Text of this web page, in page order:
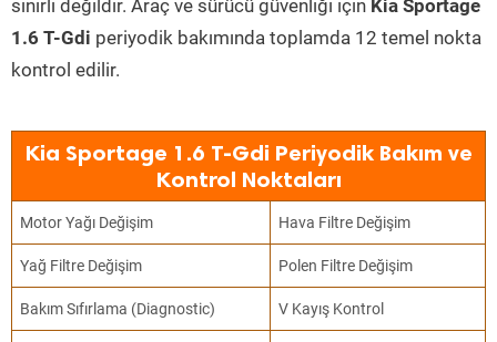
sınırlı değildir. Araç ve sürücü güvenliği için Kia Sportage
1.6 T-Gdi periyodik bakımında toplamda 12 temel nokta
kontrol edilir.
Kia Sportage 1.6 T-Gdi Periyodik Bakım ve
Kontrol Noktaları
Motor Yağı Değişim Hava Filtre Değişim
Yağ Filtre Değişim Polen Filtre Değişim
Bakım Sıfırlama (Diagnostic) V Kayış Kontrol